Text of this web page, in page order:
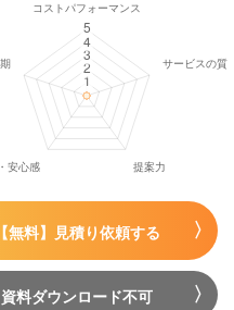
【無料】見積り依頼する
資料ダウンロード不可